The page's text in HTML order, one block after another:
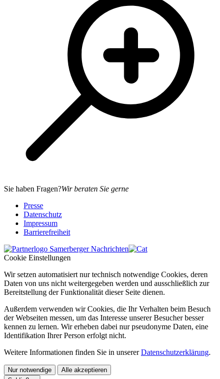
Sie haben Fragen?Wir beraten Sie gerne
Presse
Datenschutz
Impressum
Barrierefreiheit
Cookie Einstellungen
Wir setzen automatisiert nur technisch notwendige Cookies, deren
Daten von uns nicht weitergegeben werden und ausschließlich zur
Bereitstellung der Funktionalität dieser Seite dienen.
Außerdem verwenden wir Cookies, die Ihr Verhalten beim Besuch
der Webseiten messen, um das Interesse unserer Besucher besser
kennen zu lernen. Wir erheben dabei nur pseudonyme Daten, eine
Identifikation Ihrer Person erfolgt nicht.
Weitere Informationen finden Sie in unsererDatenschutzerklärung.
Nur notwendige
Alle akzeptieren